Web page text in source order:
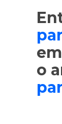
o